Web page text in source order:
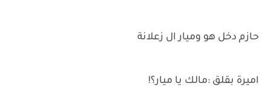
حازم دخل هو وميار ال زعلانة
اميرة بقلق :مالك يا ميار؟!